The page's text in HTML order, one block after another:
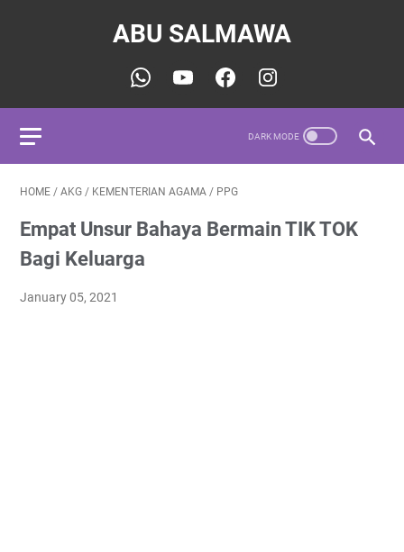
ABU SALMAWA
HOME / AKG / KEMENTERIAN AGAMA / PPG
Empat Unsur Bahaya Bermain TIK TOK
Bagi Keluarga
January 05, 2021